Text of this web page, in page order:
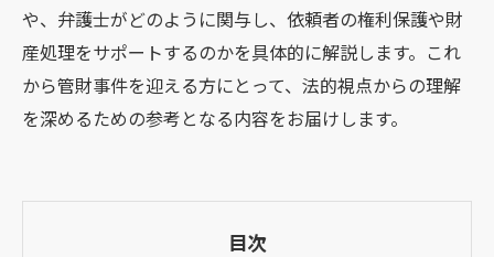
や、弁護士がどのように関与し、依頼者の権利保護や財
産処理をサポートするのかを具体的に解説します。これ
から管財事件を迎える方にとって、法的視点からの理解
を深めるための参考となる内容をお届けします。
目次